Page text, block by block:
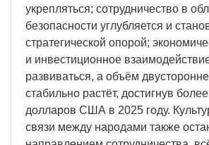
укрепляться; сотрудничество в
безопасности углубляется и
стратегической опорой;
и инвестиционное
развиваться, а объём
стабильно растёт, достигнув
долларов США в 2025 году.
связи между народами также